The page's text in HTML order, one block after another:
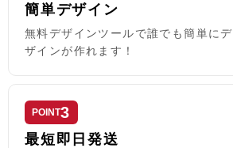
簡単デザイン
無料デザインツールで誰でも簡単にデ
ザインが作れます！
POINT3
最短即日発送